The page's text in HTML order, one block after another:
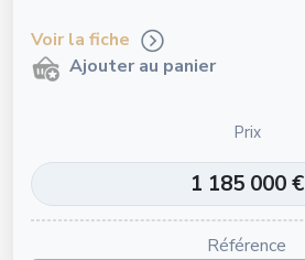
Voir la fiche
Ajouter au panier
Prix
1 185 000 €
Référence